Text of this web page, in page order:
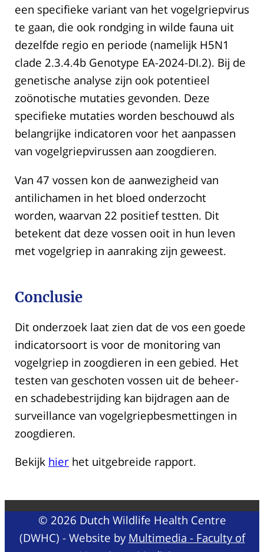
een specifieke variant van het vogelgriepvirus
te gaan, die ook rondging in wilde fauna uit
dezelfde regio en periode (namelijk H5N1
clade 2.3.4.4b Genotype EA-2024-DI.2). Bij de
genetische analyse zijn ook potentieel
zoönotische mutaties gevonden. Deze
specifieke mutaties worden beschouwd als
belangrijke indicatoren voor het aanpassen
van vogelgriepvirussen aan zoogdieren.
Van 47 vossen kon de aanwezigheid van
antilichamen in het bloed onderzocht
worden, waarvan 22 positief testten. Dit
betekent dat deze vossen ooit in hun leven
met vogelgriep in aanraking zijn geweest.
Conclusie
Dit onderzoek laat zien dat de vos een goede
indicatorsoort is voor de monitoring van
vogelgriep in zoogdieren in een gebied. Het
testen van geschoten vossen uit de beheer-
en schadebestrijding kan bijdragen aan de
surveillance van vogelgriepbesmettingen in
zoogdieren.
Bekijk hier het uitgebreide rapport.
© 2026 Dutch Wildlife Health Centre
(DWHC) - Website by Multimedia - Faculty of